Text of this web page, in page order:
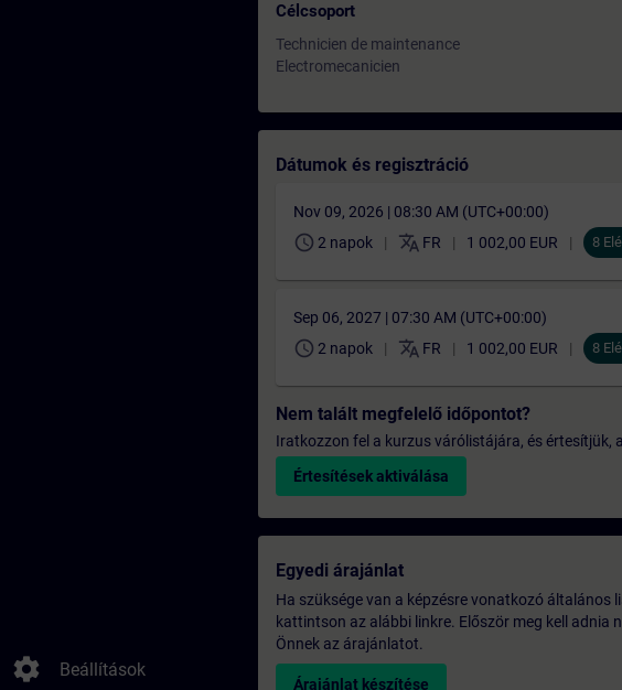
settings Beállítások
Célcsoport
Technicien de maintenance
Electromecanicien
Dátumok és regisztráció
Nov 09, 2026 | 08:30 AM (UTC+00:00)
schedule 2 napok translate FR 1 002,00 EUR 8
Sep 06, 2027 | 07:30 AM (UTC+00:00)
schedule 2 napok translate FR 1 002,00 EUR 8
Nem talált megfelelő időpontot?
Iratkozzon fel a kurzus várólistájára, és értesítjük,
Értesítések aktiválása
Egyedi árajánlat
Ha szüksége van a képzésre vonatkozó
kattintson az alábbi linkre. Először meg kell adnia
Önnek az árajánlatot.
Árajánlat készítése